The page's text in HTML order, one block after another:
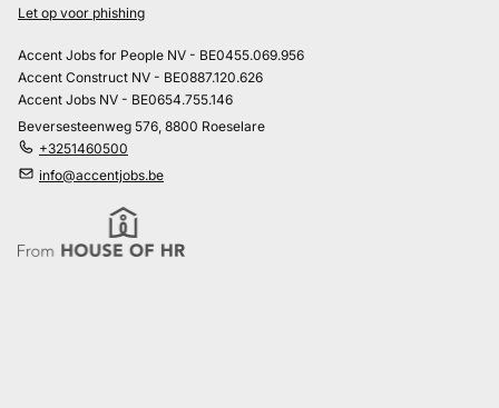
Let op voor phishing
Accent Jobs for People NV - BE0455.069.956
Accent Construct NV - BE0887.120.626
Accent Jobs NV - BE0654.755.146
Beversesteenweg 576, 8800 Roeselare
+3251460500
info@accentjobs.be